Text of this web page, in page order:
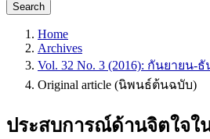
Search
Home
Archives
Vol. 32 No. 3 (2016): กันยายน-
Original article (นิพนธ์ต้นฉบับ)
ประสบการณ์ด้านจิตใจใน